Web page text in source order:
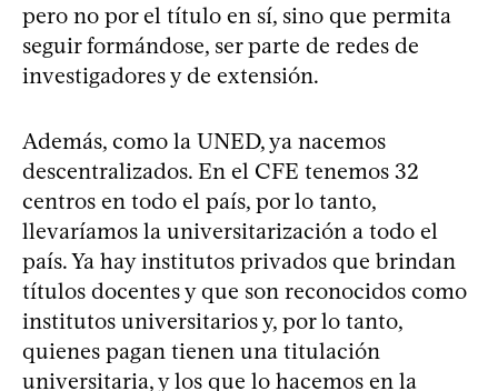
pero no por el título en sí, sino que permita
seguir formándose, ser parte de redes de
investigadores y de extensión.
Además, como la UNED, ya nacemos
descentralizados. En el CFE tenemos 32
centros en todo el país, por lo tanto,
llevaríamos la universitarización a todo el
país. Ya hay institutos privados que brindan
títulos docentes y que son reconocidos como
institutos universitarios y, por lo tanto,
quienes pagan tienen una titulación
universitaria, y los que lo hacemos en la